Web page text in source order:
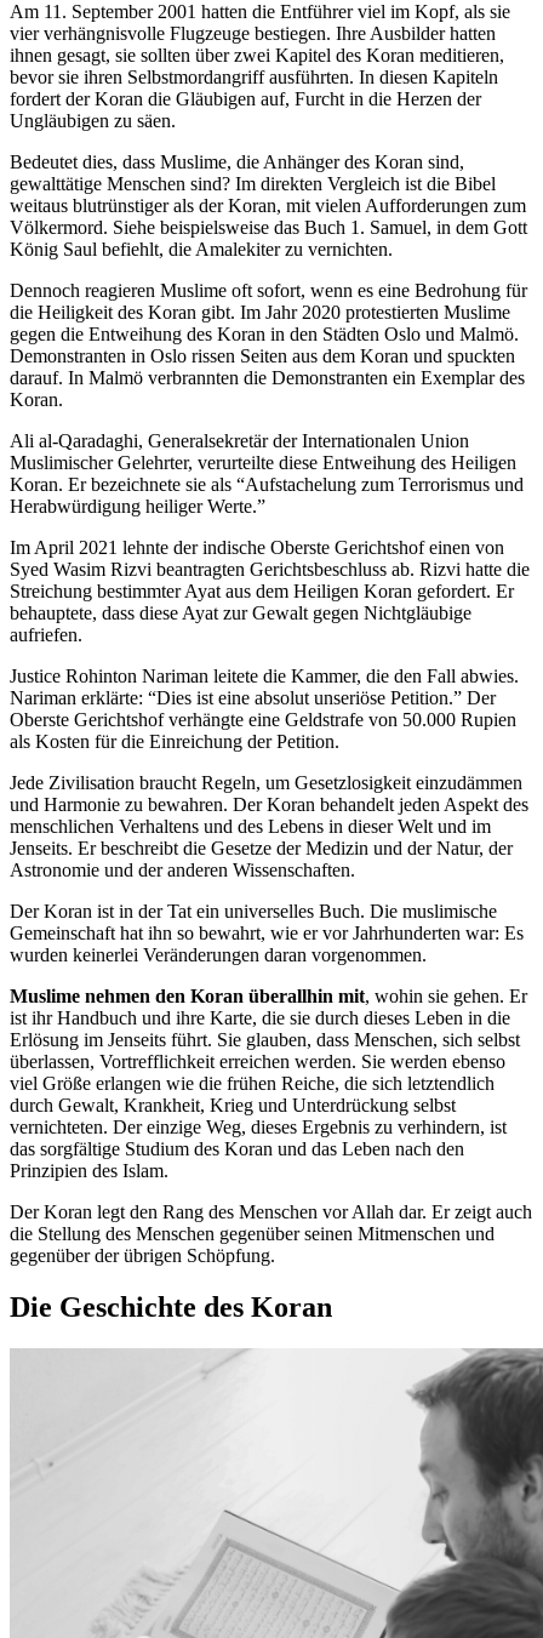
Am 11. September 2001 hatten die Entführer viel im Kopf, als sie
vier verhängnisvolle Flugzeuge bestiegen. Ihre Ausbilder hatten
ihnen gesagt, sie sollten über zwei Kapitel des Koran meditieren,
bevor sie ihren Selbstmordangriff ausführten. In diesen Kapiteln
fordert der Koran die Gläubigen auf, Furcht in die Herzen der
Ungläubigen zu säen.
Bedeutet dies, dass Muslime, die Anhänger des Koran sind,
gewalttätige Menschen sind? Im direkten Vergleich ist die Bibel
weitaus blutrünstiger als der Koran, mit vielen Aufforderungen zum
Völkermord. Siehe beispielsweise das Buch 1. Samuel, in dem Gott
König Saul befiehlt, die Amalekiter zu vernichten.
Dennoch reagieren Muslime oft sofort, wenn es eine Bedrohung für
die Heiligkeit des Koran gibt. Im Jahr 2020 protestierten Muslime
gegen die Entweihung des Koran in den Städten Oslo und Malmö.
Demonstranten in Oslo rissen Seiten aus dem Koran und spuckten
darauf. In Malmö verbrannten die Demonstranten ein Exemplar des
Koran.
Ali al-Qaradaghi, Generalsekretär der Internationalen Union
Muslimischer Gelehrter, verurteilte diese Entweihung des Heiligen
Koran. Er bezeichnete sie als “Aufstachelung zum Terrorismus und
Herabwürdigung heiliger Werte.”
Im April 2021 lehnte der indische Oberste Gerichtshof einen von
Syed Wasim Rizvi beantragten Gerichtsbeschluss ab. Rizvi hatte die
Streichung bestimmter Ayat aus dem Heiligen Koran gefordert. Er
behauptete, dass diese Ayat zur Gewalt gegen Nichtgläubige
aufriefen.
Justice Rohinton Nariman leitete die Kammer, die den Fall abwies.
Nariman erklärte: “Dies ist eine absolut unseriöse Petition.” Der
Oberste Gerichtshof verhängte eine Geldstrafe von 50.000 Rupien
als Kosten für die Einreichung der Petition.
Jede Zivilisation braucht Regeln, um Gesetzlosigkeit einzudämmen
und Harmonie zu bewahren. Der Koran behandelt jeden Aspekt des
menschlichen Verhaltens und des Lebens in dieser Welt und im
Jenseits. Er beschreibt die Gesetze der Medizin und der Natur, der
Astronomie und der anderen Wissenschaften.
Der Koran ist in der Tat ein universelles Buch. Die muslimische
Gemeinschaft hat ihn so bewahrt, wie er vor Jahrhunderten war: Es
wurden keinerlei Veränderungen daran vorgenommen.
Muslime nehmen den Koran überallhin mit, wohin sie gehen. Er
ist ihr Handbuch und ihre Karte, die sie durch dieses Leben in die
Erlösung im Jenseits führt. Sie glauben, dass Menschen, sich selbst
überlassen, Vortrefflichkeit erreichen werden. Sie werden ebenso
viel Größe erlangen wie die frühen Reiche, die sich letztendlich
durch Gewalt, Krankheit, Krieg und Unterdrückung selbst
vernichteten. Der einzige Weg, dieses Ergebnis zu verhindern, ist
das sorgfältige Studium des Koran und das Leben nach den
Prinzipien des Islam.
Der Koran legt den Rang des Menschen vor Allah dar. Er zeigt auch
die Stellung des Menschen gegenüber seinen Mitmenschen und
gegenüber der übrigen Schöpfung.
Die Geschichte des Koran